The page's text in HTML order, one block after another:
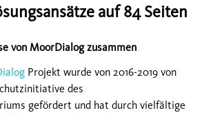
auf 84 Seiten
von MoorDialog zusammen
Projekt wurde von 2016-2019 von
des
gefördert und hat durch vielfältige